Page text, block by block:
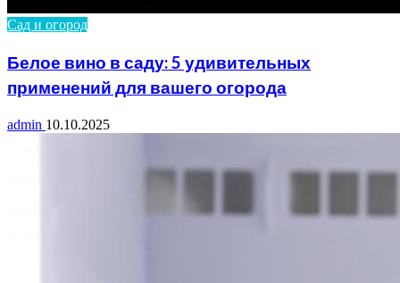
Сад и огород
Белое вино в саду: 5 удивительных
применений для вашего огорода
admin 10.10.2025